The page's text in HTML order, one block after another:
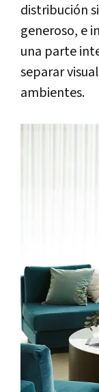
distribución
generoso, e
una parte
separar
ambientes.